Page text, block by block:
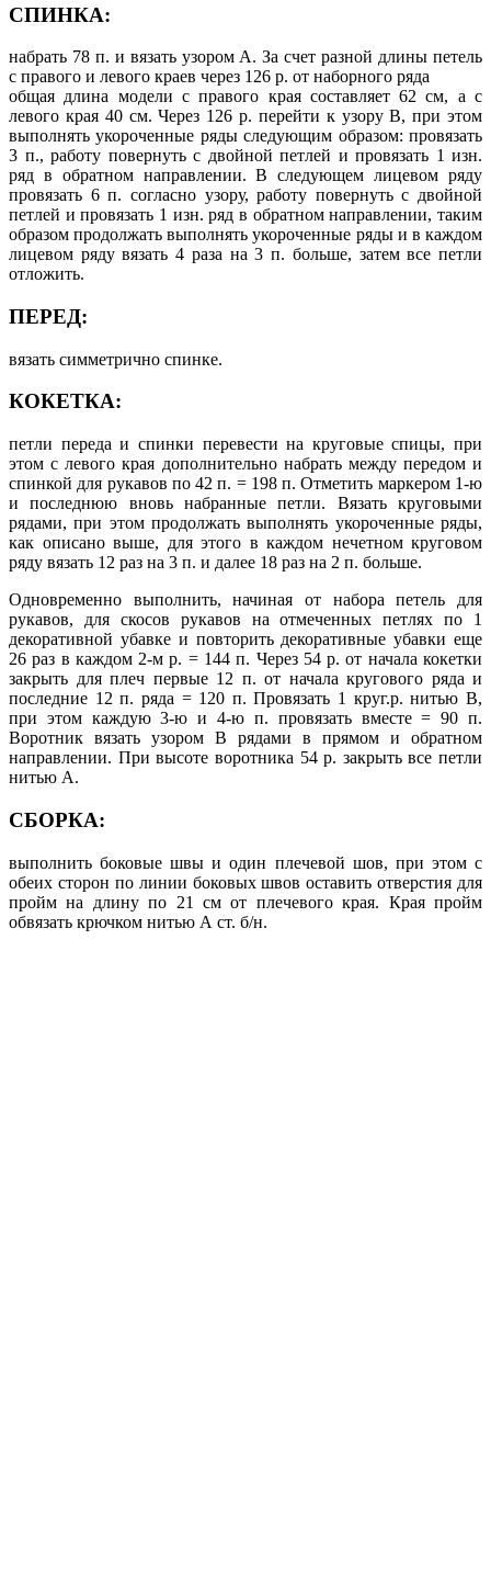
СПИНКА:
набрать 78 п. и вязать узором А. За счет разной длины петель
с правого и левого краев через 126 р. от наборного ряда
общая длина модели с правого края составляет 62 см, а с
левого края 40 см. Через 126 р. перейти к узору В, при этом
выполнять укороченные ряды следующим образом: провязать
3 п., работу повернуть с двойной петлей и провязать 1 изн.
ряд в обратном направлении. В следующем лицевом ряду
провязать 6 п. согласно узору, работу повернуть с двойной
петлей и провязать 1 изн. ряд в обратном направлении, таким
образом продолжать выполнять укороченные ряды и в каждом
лицевом ряду вязать 4 раза на 3 п. больше, затем все петли
отложить.
ПЕРЕД:
вязать симметрично спинке.
КОКЕТКА:
петли переда и спинки перевести на круговые спицы, при
этом с левого края дополнительно набрать между передом и
спинкой для рукавов по 42 п. = 198 п. Отметить маркером 1-ю
и последнюю вновь набранные петли. Вязать круговыми
рядами, при этом продолжать выполнять укороченные ряды,
как описано выше, для этого в каждом нечетном круговом
ряду вязать 12 раз на 3 п. и далее 18 раз на 2 п. больше.
Одновременно выполнить, начиная от набора петель для
рукавов, для скосов рукавов на отмеченных петлях по 1
декоративной убавке и повторить декоративные убавки еще
26 раз в каждом 2-м р. = 144 п. Через 54 р. от начала кокетки
закрыть для плеч первые 12 п. от начала кругового ряда и
последние 12 п. ряда = 120 п. Провязать 1 круг.р. нитью В,
при этом каждую 3-ю и 4-ю п. провязать вместе = 90 п.
Воротник вязать узором В рядами в прямом и обратном
направлении. При высоте воротника 54 р. закрыть все петли
нитью А.
СБОРКА:
выполнить боковые швы и один плечевой шов, при этом с
обеих сторон по линии боковых швов оставить отверстия для
пройм на длину по 21 см от плечевого края. Края пройм
обвязать крючком нитью А ст. б/н.